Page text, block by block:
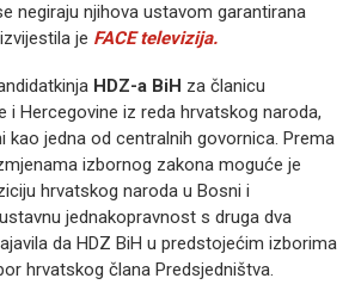
negiraju njihova ustavom garantirana
je FACE televizija.
HDZ-a BiH za članicu
i Hercegovine iz reda hrvatskog naroda,
kao jedna od centralnih govornica. Prema
izbornog zakona moguće je
hrvatskog naroda u Bosni i
jednakopravnost s druga dva
da HDZ BiH u predstojećim izborima
hrvatskog člana Predsjedništva.